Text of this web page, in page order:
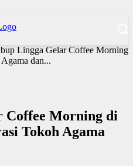
Lingga Gelar Coffee Morning
dan...
Coffee Morning di
Tokoh Agama